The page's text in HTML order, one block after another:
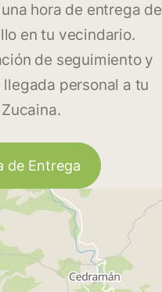
hora de entrega de
en tu vecindario.
de seguimiento y
personal a tu
de Entrega